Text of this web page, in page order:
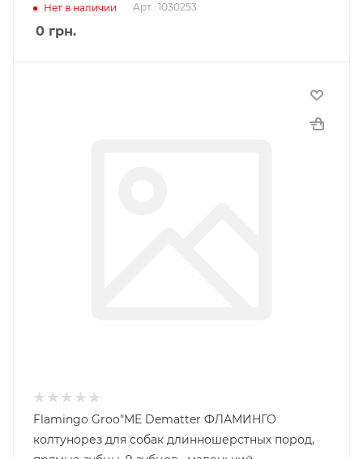
Нет в наличии Арт.: 1030253
0 грн.
Flamingo Groo"ME Dematter ФЛАМИНГО
колтунорез для собак длинношерстных пород,